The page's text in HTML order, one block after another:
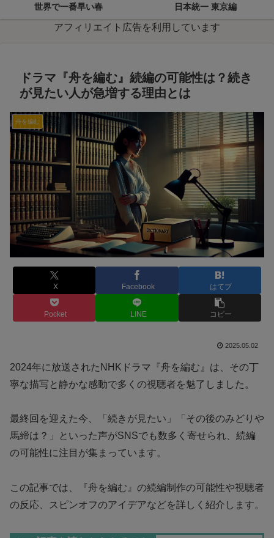
世界で一番早い春 日本統一 東京編
アフィリエイト広告を利用しています
ドラマ『舟を編む』続編の可能性は？続き
が見たい人が急増する理由とは
舟を編む
X Facebook はてブ
Pocket LINE コピー
2025.05.02
2024年に放送されたNHKドラマ『舟を編む』は、その丁
寧な描写と静かな感動で多くの視聴者を魅了しました。
最終回を迎えた今、「続きが見たい」「その後のみどりや
馬締は？」といった声がSNSでも数多く寄せられ、続編
の可能性に注目が集まっています。
この記事では、『舟を編む』の続編制作の可能性や視聴者
の反応、スピンオフのアイデアなどを詳しく紹介します。